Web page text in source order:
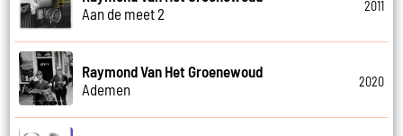
Aan de meet 2
2011
Raymond Van Het Groenewoud
Ademen
2020